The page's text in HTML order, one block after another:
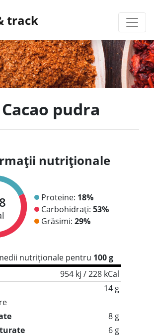
track
pudra
nutriționale
Proteine: 18%
Carbohidrați: 53%
Grăsimi: 29%
nutriționale pentru 100 g
954 kj / 228 kCal
14 g
8 g
6 g